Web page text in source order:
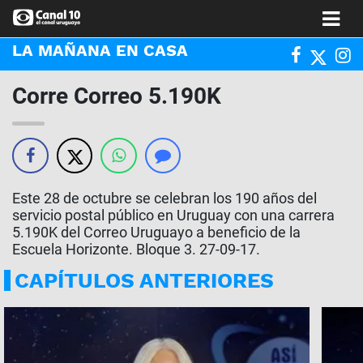
LA MAÑANA EN CASA
Corre Correo 5.190K
Este 28 de octubre se celebran los 190 años del
servicio postal público en Uruguay con una carrera
5.190K del Correo Uruguayo a beneficio de la
Escuela Horizonte. Bloque 3. 27-09-17.
CAPÍTULOS ANTERIORES